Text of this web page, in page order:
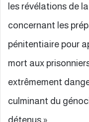
les révélations de
concernant les
pénitentiaire pour
mort aux
extrêmement
culminant du
détenus ».